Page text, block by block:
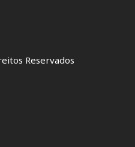
Reservados